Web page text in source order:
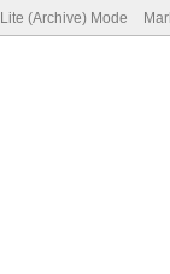
Lite (Archive) Mode